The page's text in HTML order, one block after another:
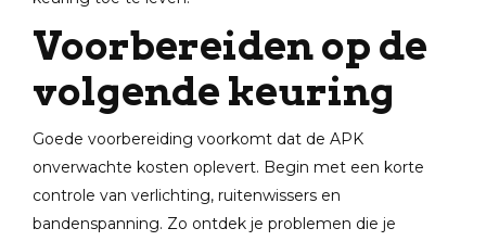
Voorbereiden op de
volgende keuring
Goede voorbereiding voorkomt dat de APK
onverwachte kosten oplevert. Begin met een korte
controle van verlichting, ruitenwissers en
bandenspanning. Zo ontdek je problemen die je